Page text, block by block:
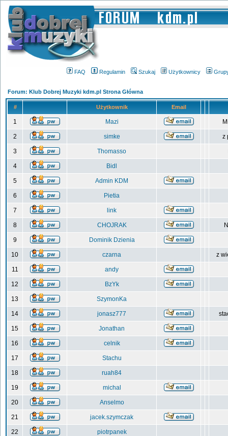
FAQ Regulamin Szukaj Użytkownicy
Forum: Klub Dobrej Muzyki kdm.pl Strona Główna
# Użytkownik Email
1 Mazi
2 simke z
3 Thomasso
4 Bidl
5 Admin KDM
6 Pietia
7 link
8 CHOJRAK
9 Dominik Dzienia
10 czarna z
11 andy
12 BzYk
13 SzymonKa
14 jonasz777
15 Jonathan
16 celnik
17 Stachu
18 ruah84
19 michal
20 Anselmo
21 jacek.szymczak
22 piotrpanek